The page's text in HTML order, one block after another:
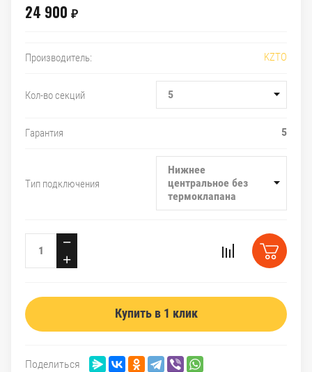
24 900 ₽
Производитель: KZTO
Кол-во секций 5
Гарантия 5
Тип подключения
Нижнее
центральное без
термоклапана
−
+
Купить в 1 клик
Поделиться